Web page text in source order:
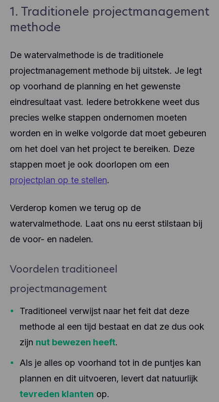
1. Traditionele projectmanagement
methode
De watervalmethode is de traditionele
projectmanagement methode bij uitstek. Je legt
op voorhand de planning en het gewenste
eindresultaat vast. Iedere betrokkene weet dus
precies welke stappen ondernomen moeten
worden en in welke volgorde dat moet gebeuren
om het doel van het project te bereiken. Deze
stappen moet je ook doorlopen om een
projectplan op te stellen.
Verderop komen we terug op de
watervalmethode. Laat ons nu eerst stilstaan bij
de voor- en nadelen.
Voordelen traditioneel
projectmanagement
Traditioneel verwijst naar het feit dat deze
methode al een tijd bestaat en dat ze dus ook
zijn nut bewezen heeft.
Als je alles op voorhand tot in de puntjes kan
plannen en dit uitvoeren, levert dat natuurlijk
tevreden klanten op.